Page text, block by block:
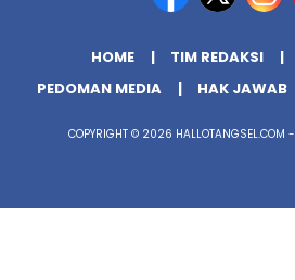
HOME TIM REDAKSI
PEDOMAN MEDIA
HAK JAWAB
COPYRIGHT © 2026 HALLOTANGSEL.COM